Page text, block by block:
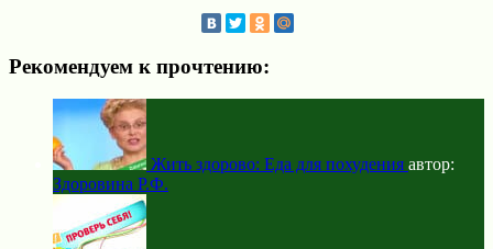
Рекомендуем к прочтению:
Жить здорово: Еда для похудения автор:
Здоровина Р.Ф.